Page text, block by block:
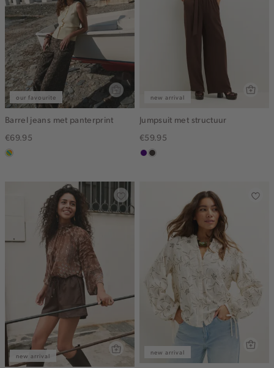
our favourite
Barrel jeans met panterprint
€69.95
meerkleurig
new arrival
Jumpsuit met structuur
€59.95
indigochoco
new arrival
new arrival